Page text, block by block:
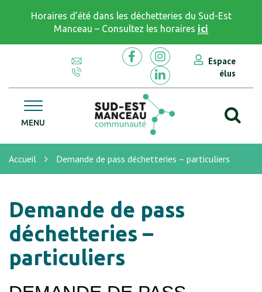
Horaires d’été dans les déchetteries du Sud-Est
Manceau – Consultez les horaires ici
Lien vers le compte Facebook
Lien vers le compte
Lien vers le compte
Espace
élus
MENU CC Sud Est Manceau
Accueil Demande de pass déchetteries – particuliers
Demande de pass
déchetteries –
particuliers